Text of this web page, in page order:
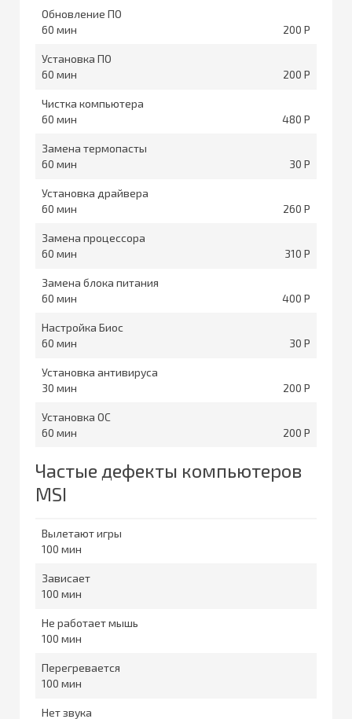
Обновление ПО
60
200
Установка ПО
60
200
Чистка компьютера
60
480
Замена термопасты
60
30
Установка драйвера
60
260
Замена процессора
60
310
Замена блока питания
60
400
Настройка Биос
60
30
Установка антивируса
30
200
Установка ОС
60
200
Частые дефекты компьютеров
MSI
Вылетают игры
100
Зависает
100
Не работает мышь
100
Перегревается
100
Нет звука